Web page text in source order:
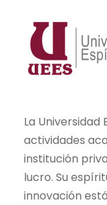
La Universidad
actividades
institución
lucro. Su
innovación